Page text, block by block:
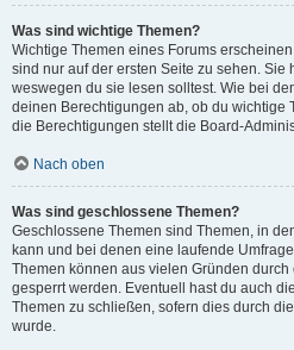
Was sind wichtige Themen?
Wichtige Themen eines Forums
sind nur auf der ersten Seite zu sehen.
weswegen du sie lesen solltest. Wie bei
deinen Berechtigungen ab, ob du wichtige
die Berechtigungen stellt die Board-
Nach oben
Was sind geschlossene Themen?
Geschlossene Themen sind Themen, in
kann und bei denen eine laufende
Themen können aus vielen Gründen
gesperrt werden. Eventuell hast du auch
Themen zu schließen, sofern dies durch
wurde.